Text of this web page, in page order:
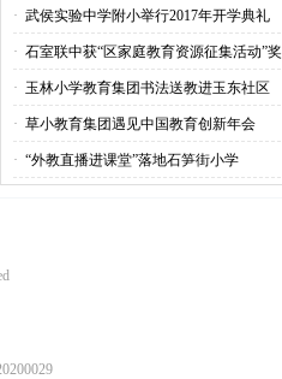
· 武侯实验中学附小举行2017年开学典礼
· 石室联中获“区家庭教育资源征集活动”奖
· 玉林小学教育集团书法送教进玉东社区
· 草小教育集团遇见中国教育创新年会
· “外教直播进课堂”落地石笋街小学